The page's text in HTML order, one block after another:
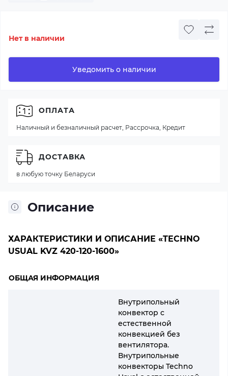
Нет в наличии
Уведомить о наличии
Описание
ХАРАКТЕРИСТИКИ И ОПИСАНИЕ «TECHNO
USUAL KVZ 420-120-1600»
ОБЩАЯ ИНФОРМАЦИЯ
Внутрипольный
конвектор с
естественной
конвекцией без
вентилятора.
Внутрипольные
конвекторы Techno
ОПЛАТА
Наличный и безналичный расчет, Рассрочка, Кредит
ДОСТАВКА
в любую точку Беларуси